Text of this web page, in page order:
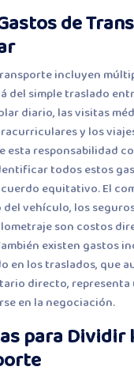
de
incluyen
del simple traslado
diario, las visitas
y los
esta responsabilidad
todos estos
equitativo. El
vehículo, los
son costos
existen gastos
en los traslados, que
directo, representa
en la negociación.
para Dividir